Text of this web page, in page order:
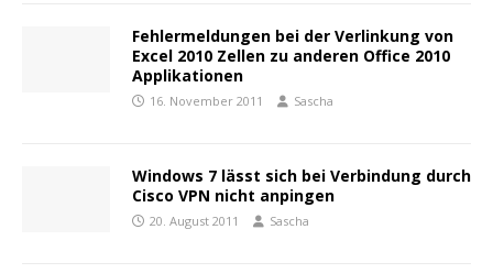
Fehlermeldungen bei der Verlinkung von
Excel 2010 Zellen zu anderen Office 2010
Applikationen
16. November 2011 Sascha
Windows 7 lässt sich bei Verbindung durch
Cisco VPN nicht anpingen
20. August 2011 Sascha